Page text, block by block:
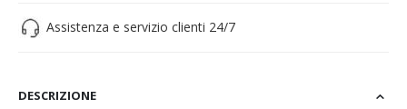
Assistenza e servizio clienti 24/7
DESCRIZIONE